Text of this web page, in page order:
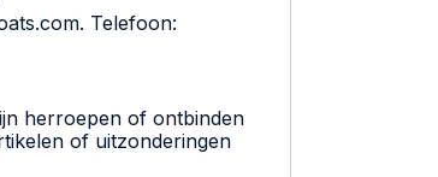
Telefoon:
herroepen of ontbinden
of uitzonderingen